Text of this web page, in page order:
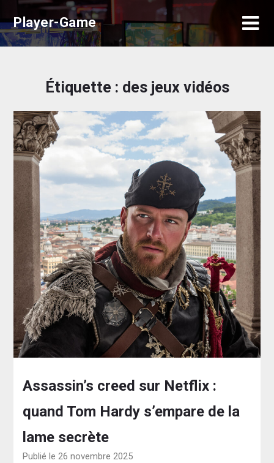
to
content
Player-Game
Étiquette : des jeux vidéos
Assassin’s creed sur Netflix :
quand Tom Hardy s’empare de la
lame secrète
Publié le 26 novembre 2025